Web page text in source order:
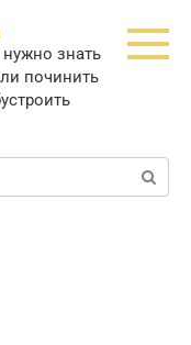
знать
починить